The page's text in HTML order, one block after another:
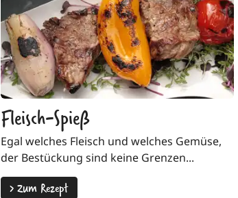
Fleisch-Spieß
Egal welches Fleisch und welches Gemüse,
der Bestückung sind keine Grenzen...
>Zum Rezept